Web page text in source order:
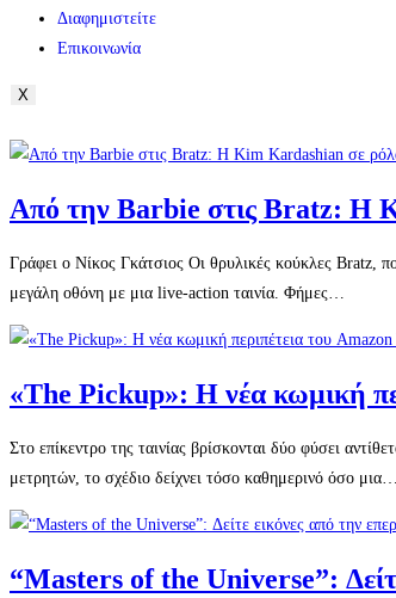
Διαφημιστείτε
Επικοινωνία
X
Από την Barbie στις Bratz: Η
Γράφει ο Νίκος Γκάτσιος Οι θρυλικές κούκλες Bratz,
μεγάλη οθόνη με μια live-action ταινία. Φήμες…
«The Pickup»: Η νέα κωμική
Στο επίκεντρο της ταινίας βρίσκονται δύο φύσει
μετρητών, το σχέδιο δείχνει τόσο καθημερινό όσο μια…
“Masters of the Universe”: